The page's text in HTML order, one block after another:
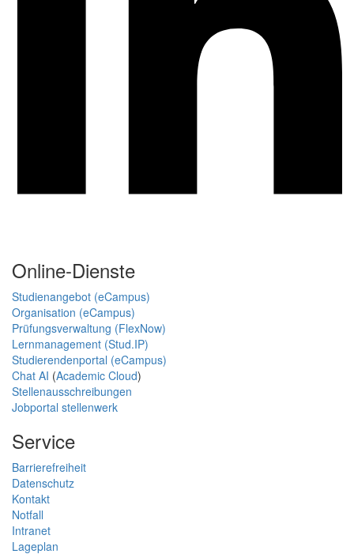
Online-Dienste
Studienangebot (eCampus)
Organisation (eCampus)
Prüfungsverwaltung (FlexNow)
Lernmanagement (Stud.IP)
Studierendenportal (eCampus)
Chat AI (Academic Cloud)
Stellenausschreibungen
Jobportal stellenwerk
Service
Barrierefreiheit
Datenschutz
Kontakt
Notfall
Intranet
Lageplan